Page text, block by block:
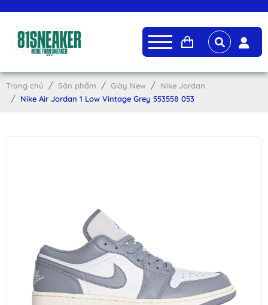
Trang chủ Sản phẩm Giày New
Nike Jordan
Nike Air Jordan 1 Low Vintage Grey 553558 053